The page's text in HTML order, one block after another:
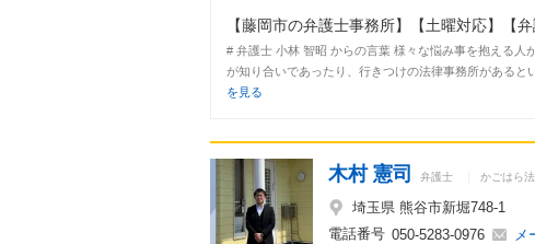
【藤岡市の弁護士事務所】【土曜対応】【
# 弁護士 小林 智昭 からの言葉 様々な悩み事を抱える
が知り合いであったり、行きつけの法律事務所があると
を見る
木村 憲司 弁護士 かごはら
埼玉県 熊谷市新堀748-1
電話番号 050-5283-0976 メ